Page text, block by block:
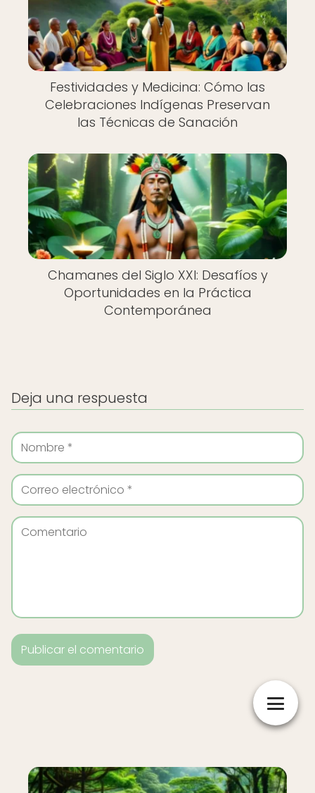
Festividades y Medicina: Cómo las
Celebraciones Indígenas Preservan
las Técnicas de Sanación
Chamanes del Siglo XXI: Desafíos y
Oportunidades en la Práctica
Contemporánea
Deja una respuesta